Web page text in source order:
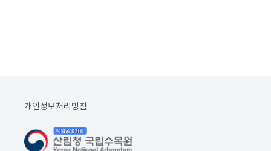
개인정보처리방침